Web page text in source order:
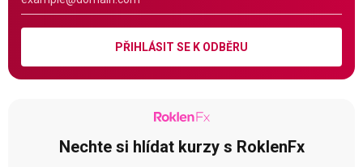
PŘIHLÁSIT SE K ODBĚRU
Nechte si hlídat kurzy s RoklenFx